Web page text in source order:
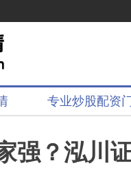
专业炒股配资
强？泓川